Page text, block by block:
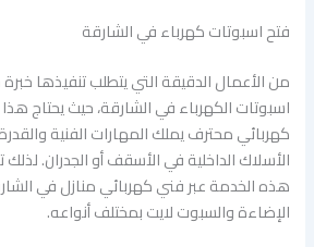
فتح اسبوتات كهرباء في الشارقة
من الأعمال الدقيقة التي يتطلب تنفيذها
اسبوتات الكهرباء في الشارقة، حيث يحتاج
كهربائي محترف يملك المهارات الفنية
الأسلاك الداخلية في الأسقف أو الجدران.
هذه الخدمة عبر فني كهربائي منازل في
الإضاءة والسبوت لايت بمختلف أنواعه.